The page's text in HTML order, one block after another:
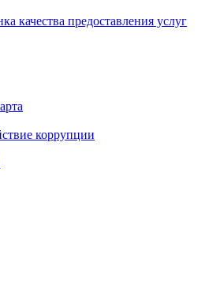
качества предоставления услуг
коррупции